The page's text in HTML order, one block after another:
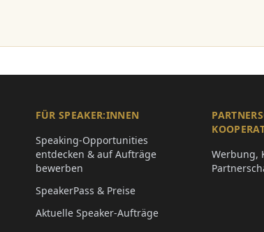
FÜR SPEAKER:INNEN
Speaking-Opportunities
entdecken & auf Aufträge
bewerben
SpeakerPass & Preise
Aktuelle Speaker-Aufträge
Werbung,